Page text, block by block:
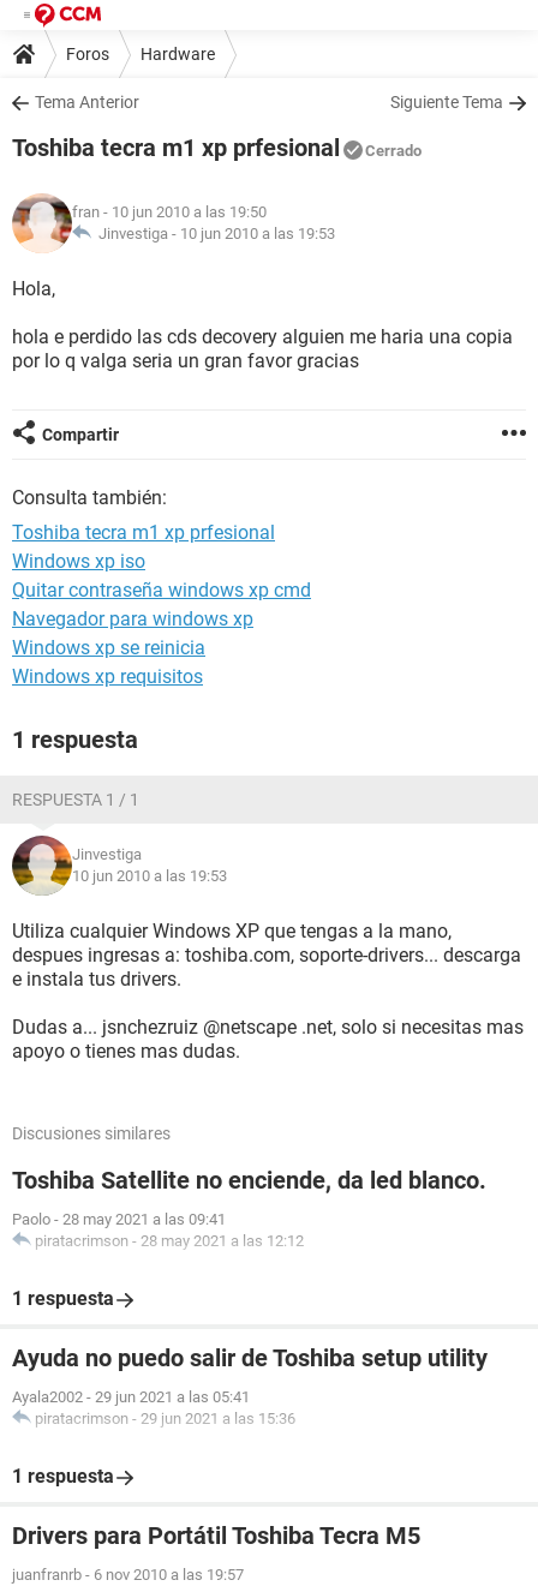
Foros Hardware
Tema Anterior Siguiente Tema
Toshiba tecra m1 xp prfesional Cerrado
fran - 10 jun 2010 a las 19:50
Jinvestiga - 10 jun 2010 a las 19:53
Hola,
hola e perdido las cds decovery alguien me haria una copia
por lo q valga seria un gran favor gracias
Compartir
Consulta también:
Toshiba tecra m1 xp prfesional
Windows xp iso
Quitar contraseña windows xp cmd
Navegador para windows xp
Windows xp se reinicia
Windows xp requisitos
1 respuesta
RESPUESTA 1 / 1
Jinvestiga
10 jun 2010 a las 19:53
Utiliza cualquier Windows XP que tengas a la mano,
despues ingresas a: toshiba.com, soporte-drivers... descarga
e instala tus drivers.
Dudas a... jsnchezruiz @netscape .net, solo si necesitas mas
apoyo o tienes mas dudas.
Discusiones similares
Toshiba Satellite no enciende, da led blanco.
Paolo - 28 may 2021 a las 09:41
piratacrimson - 28 may 2021 a las 12:12
1 respuesta
Ayuda no puedo salir de Toshiba setup utility
Ayala2002 - 29 jun 2021 a las 05:41
piratacrimson - 29 jun 2021 a las 15:36
1 respuesta
Drivers para Portátil Toshiba Tecra M5
juanfranrb - 6 nov 2010 a las 19:57